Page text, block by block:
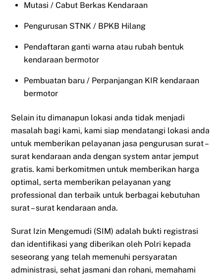
Mutasi / Cabut Berkas Kendaraan
Pengurusan STNK / BPKB Hilang
Pendaftaran ganti warna atau rubah bentuk
kendaraan bermotor
Pembuatan baru / Perpanjangan KIR kendaraan
bermotor
Selain itu dimanapun lokasi anda tidak menjadi
masalah bagi kami, kami siap mendatangi lokasi anda
untuk memberikan pelayanan jasa pengurusan surat –
surat kendaraan anda dengan system antar jemput
gratis. kami berkomitmen untuk memberikan harga
optimal, serta memberikan pelayanan yang
professional dan terbaik untuk berbagai kebutuhan
surat – surat kendaraan anda.
Surat Izin Mengemudi (SIM) adalah bukti registrasi
dan identifikasi yang diberikan oleh Polri kepada
seseorang yang telah memenuhi persyaratan
administrasi, sehat jasmani dan rohani, memahami